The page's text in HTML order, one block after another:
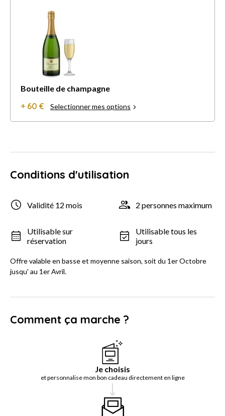
Bouteille de champagne
+ 60 € Selectionner mes options
Conditions d'utilisation
Validité 12 mois 2 personnes maximum
Utilisable sur
réservation
Utilisable tous les
jours
Offre valable en basse et moyenne saison, soit du 1er Octobre
jusqu' au 1er Avril.
Comment ça marche ?
Je choisis
et personnalise mon bon cadeau directement en ligne